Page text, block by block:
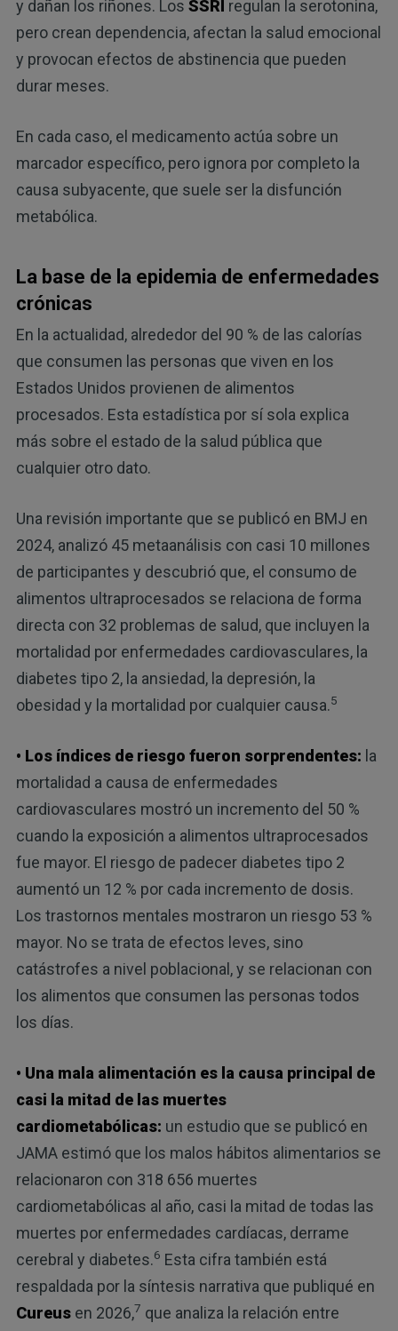
y dañan los riñones. Los SSRI regulan la serotonina,
pero crean dependencia, afectan la salud emocional
y provocan efectos de abstinencia que pueden
durar meses.
En cada caso, el medicamento actúa sobre un
marcador específico, pero ignora por completo la
causa subyacente, que suele ser la disfunción
metabólica.
La base de la epidemia de enfermedades
crónicas
En la actualidad, alrededor del 90 % de las calorías
que consumen las personas que viven en los
Estados Unidos provienen de alimentos
procesados. Esta estadística por sí sola explica
más sobre el estado de la salud pública que
cualquier otro dato.
Una revisión importante que se publicó en BMJ en
2024, analizó 45 metaanálisis con casi 10 millones
de participantes y descubrió que, el consumo de
alimentos ultraprocesados ​​se relaciona de forma
directa con 32 problemas de salud, que incluyen la
mortalidad por enfermedades cardiovasculares, la
diabetes tipo 2, la ansiedad, la depresión, la
obesidad y la mortalidad por cualquier causa.5
• Los índices de riesgo fueron sorprendentes: la
mortalidad a causa de enfermedades
cardiovasculares mostró un incremento del 50 %
cuando la exposición a alimentos ultraprocesados
fue mayor. El riesgo de padecer diabetes tipo 2
aumentó un 12 % por cada incremento de dosis.
Los trastornos mentales mostraron un riesgo 53 %
mayor. No se trata de efectos leves, sino
catástrofes a nivel poblacional, y se relacionan con
los alimentos que consumen las personas todos
los días.
• Una mala alimentación es la causa principal de
casi la mitad de las muertes
cardiometabólicas: un estudio que se publicó en
JAMA estimó que los malos hábitos alimentarios se
relacionaron con 318 656 muertes
cardiometabólicas al año, casi la mitad de todas las
muertes por enfermedades cardíacas, derrame
cerebral y diabetes.6 Esta cifra también está
respaldada por la síntesis narrativa que publiqué en
Cureusen 2026,7 que analiza la relación entre